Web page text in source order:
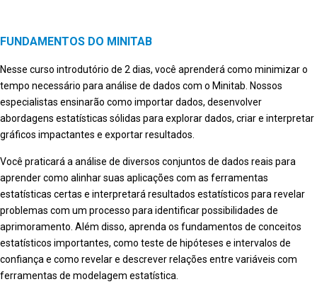
FUNDAMENTOS DO MINITAB
Nesse curso introdutório de 2 dias, você aprenderá como minimizar o
tempo necessário para análise de dados com o Minitab. Nossos
especialistas ensinarão como importar dados, desenvolver
abordagens estatísticas sólidas para explorar dados, criar e interpretar
gráficos impactantes e exportar resultados.
Você praticará a análise de diversos conjuntos de dados reais para
aprender como alinhar suas aplicações com as ferramentas
estatísticas certas e interpretará resultados estatísticos para revelar
problemas com um processo para identificar possibilidades de
aprimoramento. Além disso, aprenda os fundamentos de conceitos
estatísticos importantes, como teste de hipóteses e intervalos de
confiança e como revelar e descrever relações entre variáveis com
ferramentas de modelagem estatística.